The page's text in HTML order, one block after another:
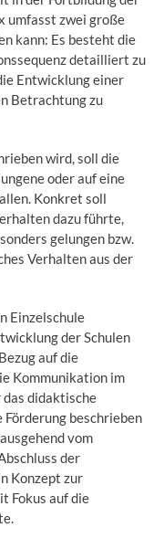
umfasst zwei große
kann: Es besteht die
detailliert zu
Entwicklung einer
Betrachtung zu
wird, soll die
oder auf eine
Konkret soll
dazu führte,
gelungen bzw.
Verhalten aus der
Einzelschule
der Schulen
auf die
Kommunikation im
das didaktische
beschrieben
vom
der
Konzept zur
Fokus auf die